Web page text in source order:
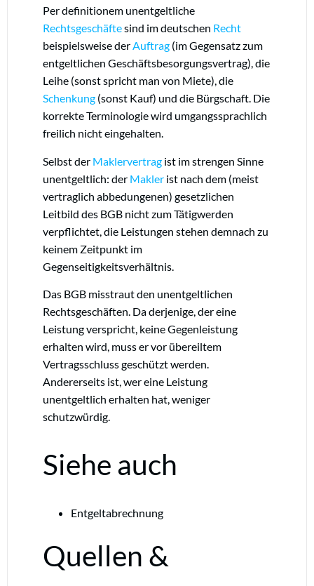
Per definitionem unentgeltliche
Rechtsgeschäftesind im deutschen Recht
beispielsweise derAuftrag (im Gegensatz zum
entgeltlichen Geschäftsbesorgungsvertrag), die
Leihe (sonst spricht man von Miete), die
Schenkung (sonst Kauf) und die Bürgschaft. Die
korrekte Terminologie wird umgangssprachlich
freilich nicht eingehalten.
Selbst der Maklervertrag ist im strengen Sinne
unentgeltlich: der Makler ist nach dem (meist
vertraglich abbedungenen) gesetzlichen
Leitbild des BGB nicht zum Tätigwerden
verpflichtet, die Leistungen stehen demnach zu
keinem Zeitpunkt im
Gegenseitigkeitsverhältnis.
Das BGB misstraut den unentgeltlichen
Rechtsgeschäften. Da derjenige, der eine
Leistung verspricht, keine Gegenleistung
erhalten wird, muss er vor übereiltem
Vertragsschluss geschützt werden.
Andererseits ist, wer eine Leistung
unentgeltlich erhalten hat, weniger
schutzwürdig.
Siehe auch
Entgeltabrechnung
Quellen &